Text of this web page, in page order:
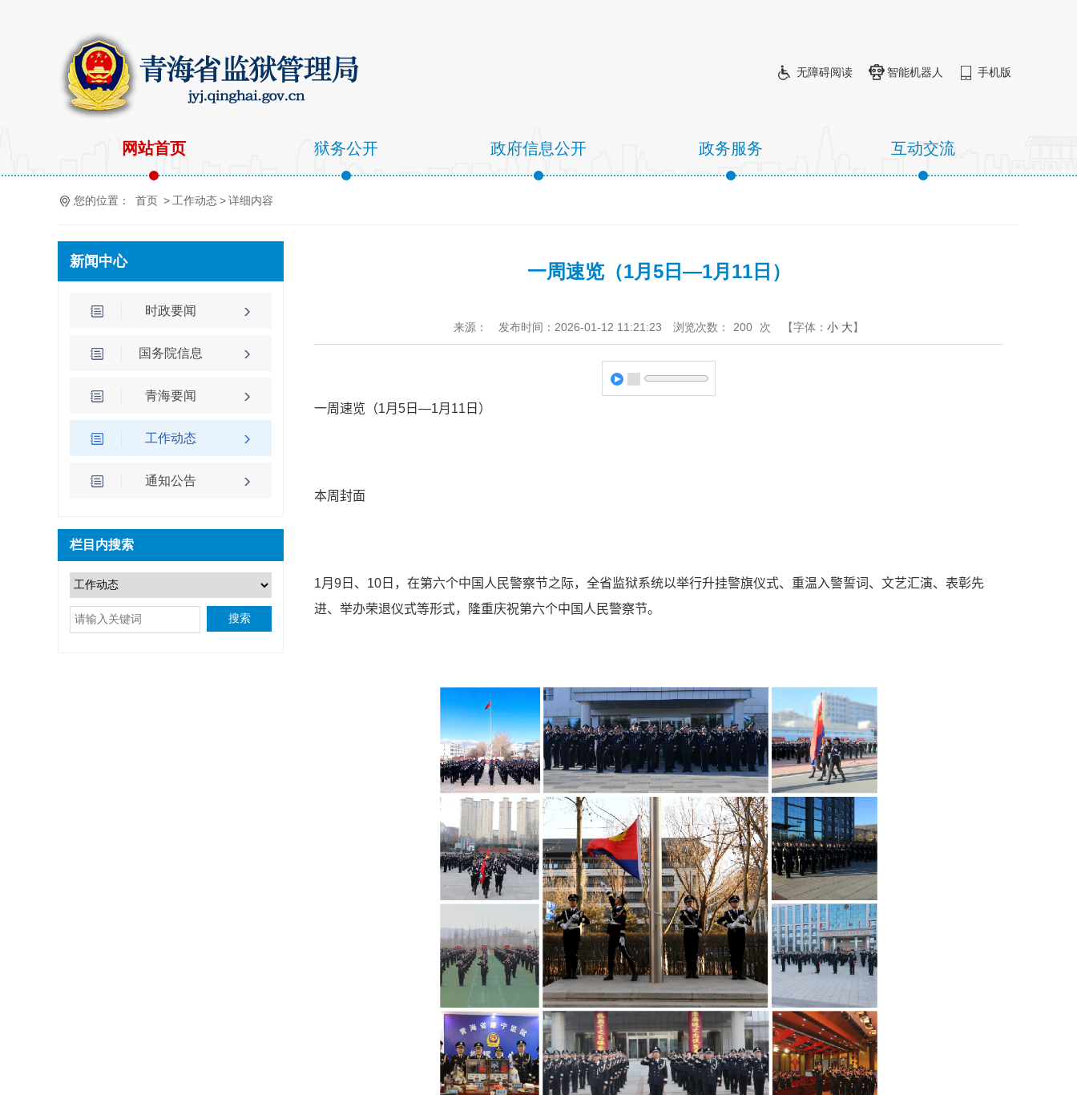
无障碍阅读 智能机器人 手机版
网站首页 狱务公开 政府信息公开 政务服务 互动交流
您的位置： 首页 > 工作动态>详细内容
新闻中心
时政要闻
国务院信息
青海要闻
工作动态
通知公告
栏目内搜索
搜索
一周速览（1月5日—1月11日）
来源： 发布时间：2026-01-12 11:21:23 浏览次数： 200 次 【字体： 小 大】
一周速览（1月5日—1月11日）
本周封面
1月9日、10日，在第六个中国人民警察节之际，全省监狱系统以举行升挂警旗仪式、重温入警誓词、文艺汇演、表彰先
进、举办荣退仪式等形式，隆重庆祝第六个中国人民警察节。